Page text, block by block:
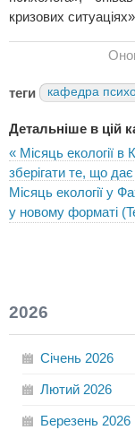
кризових
теги кафедра
Детальніше в цій
« Місяць екології в
зберігати те, що
Місяць екології у
у новому форматі
2026
Січень 2026
Лютий 2026
Березень 2026